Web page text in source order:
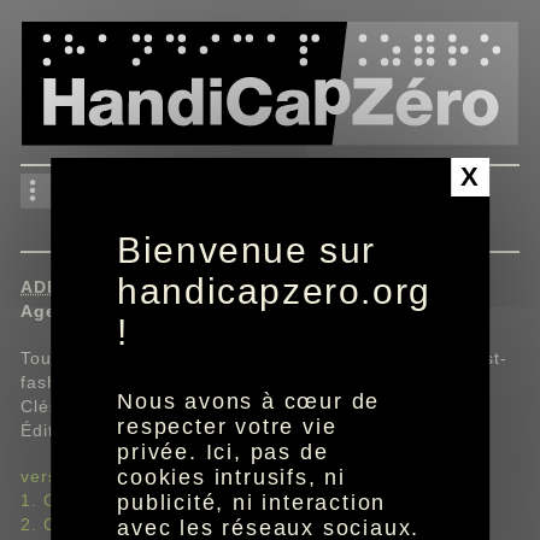
les impacts de la mode et
ADEME
Agence de la transition écologique.
Tout comprendre : les impacts de la mode et de la fast-
fashion.
Clés pour agir.
Édition mai 2025.
vers une mode durable ?
1. Où sont produits nos vêtements et chaussures ?
2. Comment sont-ils fabriqués ?
X
Bienvenue sur
handicapzero.org
!
Nous avons à cœur de
respecter votre vie
privée. Ici, pas de
cookies intrusifs, ni
publicité, ni interaction
avec les réseaux sociaux.